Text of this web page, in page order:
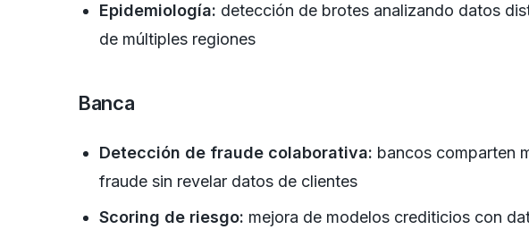
Epidemiología: detección de brotes analizando datos
de múltiples regiones
Banca
Detección de fraude colaborativa: bancos comparten
fraude sin revelar datos de clientes
Scoring de riesgo: mejora de modelos crediticios con